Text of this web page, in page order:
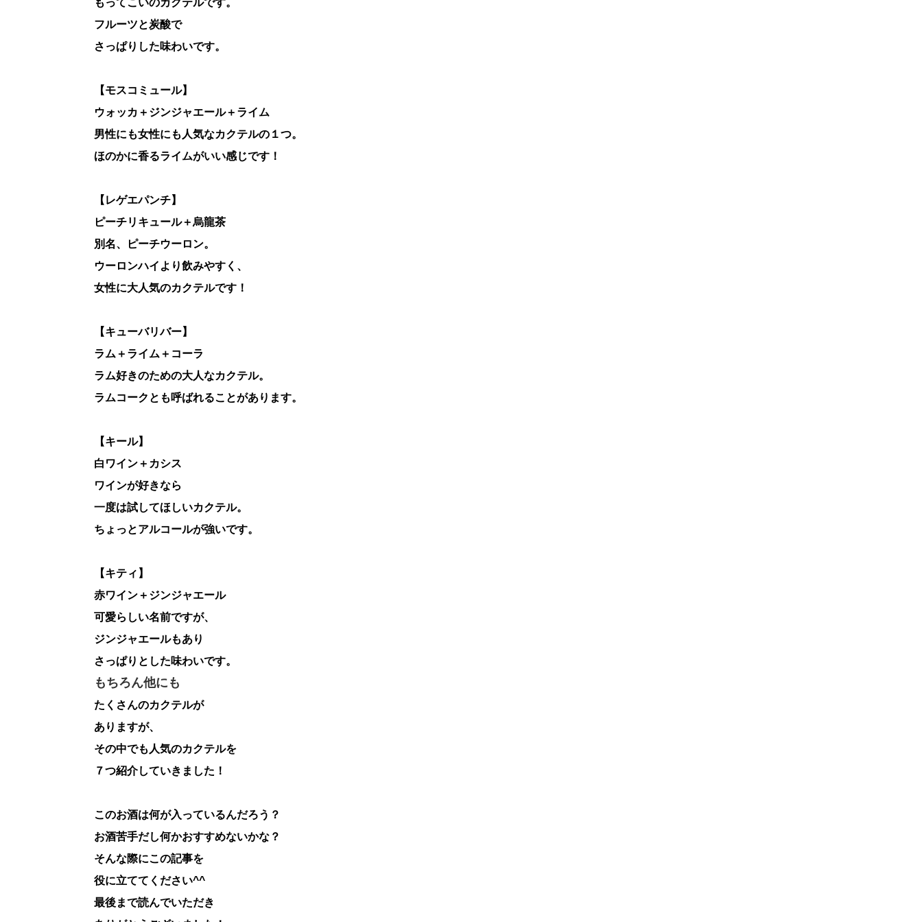
もってこいのカクテルです。
フルーツと炭酸で
さっぱりした味わいです。
【モスコミュール】
ウォッカ＋ジンジャエール＋ライム
男性にも女性にも人気なカクテルの１つ。
ほのかに香るライムがいい感じです！
【レゲエパンチ】
ピーチリキュール＋烏龍茶
別名、ピーチウーロン。
ウーロンハイより飲みやすく、
女性に大人気のカクテルです！
【キューバリバー】
ラム＋ライム＋コーラ
ラム好きのための大人なカクテル。
ラムコークとも呼ばれることがあります。
【キール】
白ワイン＋カシス
ワインが好きなら
一度は試してほしいカクテル。
ちょっとアルコールが強いです。
【キティ】
赤ワイン＋ジンジャエール
可愛らしい名前ですが、
ジンジャエールもあり
さっぱりとした味わいです。
もちろん他にも
たくさんのカクテルが
ありますが、
その中でも人気のカクテルを
７つ紹介していきました！
このお酒は何が入っているんだろう？
お酒苦手だし何かおすすめないかな？
そんな際にこの記事を
役に立ててください^^
最後まで読んでいただき